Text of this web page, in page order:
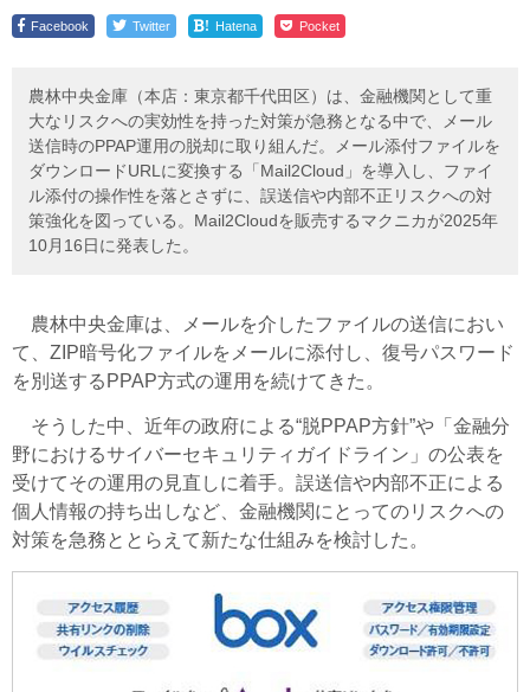
Facebook Twitter ! Hatena Pocket
農林中央金庫（本店：東京都千代田区）は、金融機関として重
大なリスクへの実効性を持った対策が急務となる中で、メール
送信時のPPAP運用の脱却に取り組んだ。メール添付ファイルを
ダウンロードURLに変換する「Mail2Cloud」を導入し、ファイ
ル添付の操作性を落とさずに、誤送信や内部不正リスクへの対
策強化を図っている。Mail2Cloudを販売するマクニカが2025年
10月16日に発表した。
農林中央金庫は、メールを介したファイルの送信におい
て、 ZIP暗号化ファイルをメールに添付し、復号パスワード
を別送するPPAP方式の運用を続けてきた。
そうした中、近年の政府による“脱PPAP方針”や「金融分
野におけるサイバーセキュリティガイドライン」の公表を
受けてその運用の見直しに着手。誤送信や内部不正による
個人情報の持ち出しなど、金融機関にとってのリスクへの
対策を急務ととらえて新たな仕組みを検討した。